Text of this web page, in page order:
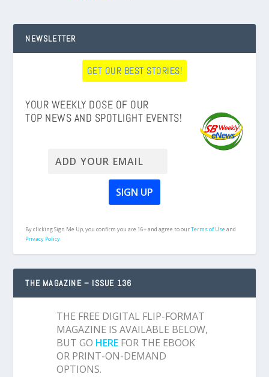
NEWSLETTER
GET OUR BEST STORIES!
YOUR WEEKLY DOSE OF OUR
TOP NEWS AND SPOTLIGHT EVENTS!
By clicking Sign Me Up, you confirm you are 16+ and agree to ourTerms of Useand
Privacy Policy.
THE MAGAZINE – ISSUE 136
THE FREE DIGITAL FLIP-FORMAT
MAGAZINE IS AVAILABLE BELOW,
BUT GO HERE FOR THE EBOOK
OR PRINT-ON-DEMAND
OPTIONS.